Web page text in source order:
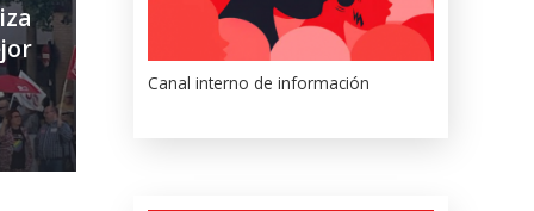
Canal interno de información